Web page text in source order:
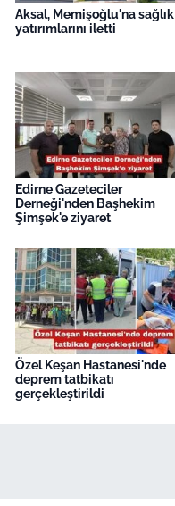
Aksal, Memişoğlu'na sağlık
yatırımlarını iletti
Edirne Gazeteciler
Derneği'nden Başhekim
Şimşek'e ziyaret
Özel Keşan Hastanesi'nde
deprem tatbikatı
gerçekleştirildi